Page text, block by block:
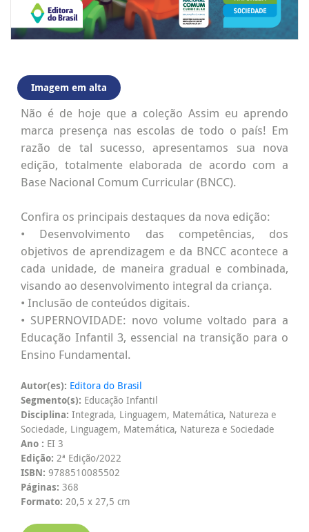
Imagem em alta
Não é de hoje que a coleção Assim eu aprendo
marca presença nas escolas de todo o país! Em
razão de tal sucesso, apresentamos sua nova
edição, totalmente elaborada de acordo com a
Base Nacional Comum Curricular (BNCC).
Confira os principais destaques da nova edição:
• Desenvolvimento das competências, dos
objetivos de aprendizagem e da BNCC acontece a
cada unidade, de maneira gradual e combinada,
visando ao desenvolvimento integral da criança.
• Inclusão de conteúdos digitais.
• SUPERNOVIDADE: novo volume voltado para a
Educação Infantil 3, essencial na transição para o
Ensino Fundamental.
Autor(es): Editora do Brasil
Segmento(s): Educação Infantil
Disciplina: Integrada, Linguagem, Matemática, Natureza e
Sociedade, Linguagem, Matemática, Natureza e Sociedade
Ano : EI 3
Edição: 2ª Edição/2022
ISBN: 9788510085502
Páginas: 368
Formato: 20,5 x 27,5 cm